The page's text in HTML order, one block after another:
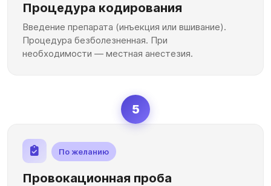
Процедура кодирования
Введение препарата (инъекция или вшивание).
Процедура безболезненная. При
необходимости — местная анестезия.
5
По желанию
Провокационная проба